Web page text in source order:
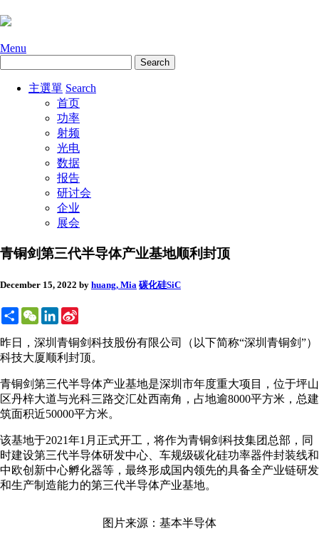
Menu
主選單 Search
首页
功率
射频
光电
数据
报告
研讨会
企业
展会
青铜剑第三代半导体产业基地顺利封顶
December 15, 2022 by huang, Mia 碳化硅SiC
ShareWeChatLinkedIn
昨日，深圳青铜剑科技股份有限公司（以下简称“深圳青铜剑”）
科技大厦顺利封顶。
青铜剑第三代半导体产业基地是深圳市年度重大项目，位于坪山
区丹梓大道与光科三路交汇处西南角，占地逾8000平方米，总建
筑面积近50000平方米。
该基地于2021年1月正式开工，将作为青铜剑科技集团总部，同
时建设第三代半导体研发中心、车规级碳化硅功率器件封装线和
中欧创新中心孵化器等，最终形成国内领先的具备全产业链研发
和生产制造能力的第三代半导体产业基地。
图片来源：基本半导体